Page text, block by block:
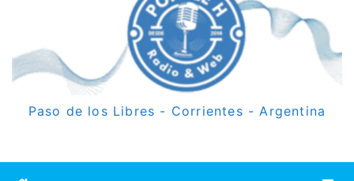
Paso de los Libres - Corrientes - Argentina